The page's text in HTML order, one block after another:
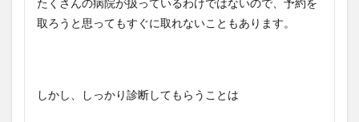
取ろうと思ってもすぐに取れないこともあります。
しかし、しっかり診断してもらうことは